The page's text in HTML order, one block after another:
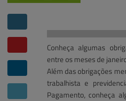
Conheça algumas
entre os meses de
Além das obrigações
trabalhista e
Pagamento, conheça